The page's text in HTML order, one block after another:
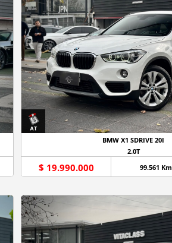
BMW X1 SDRIVE 20I
2.0T
$ 19.990.000 99.561 Km